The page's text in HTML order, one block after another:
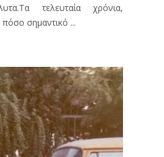
τελευταία χρόνια,
σημαντικό ...